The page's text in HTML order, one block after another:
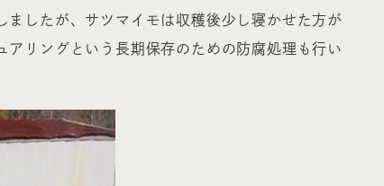
したが、サツマイモは収穫後少し寝かせた方が
リングという長期保存のための防腐処理も行い